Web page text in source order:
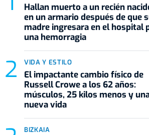
Hallan muerto a un recién
en un armario después de que
madre ingresara en el hospital
una hemorragia
VIDA Y ESTILO
El impactante cambio físico de
Russell Crowe a los 62 años:
músculos, 25 kilos menos y
nueva vida
BIZKAIA